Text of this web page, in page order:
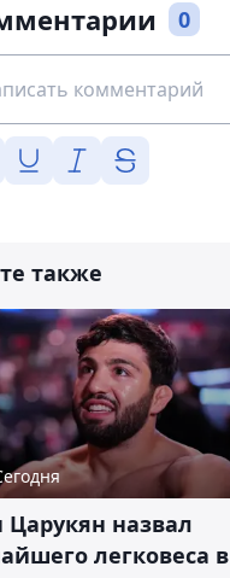
0
также
назвал
легковеса в